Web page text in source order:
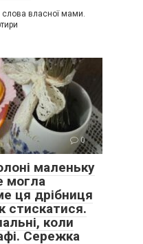
власної мами.
0
маленьку
могла
ця дрібниця
стискатися.
коли
Сережка